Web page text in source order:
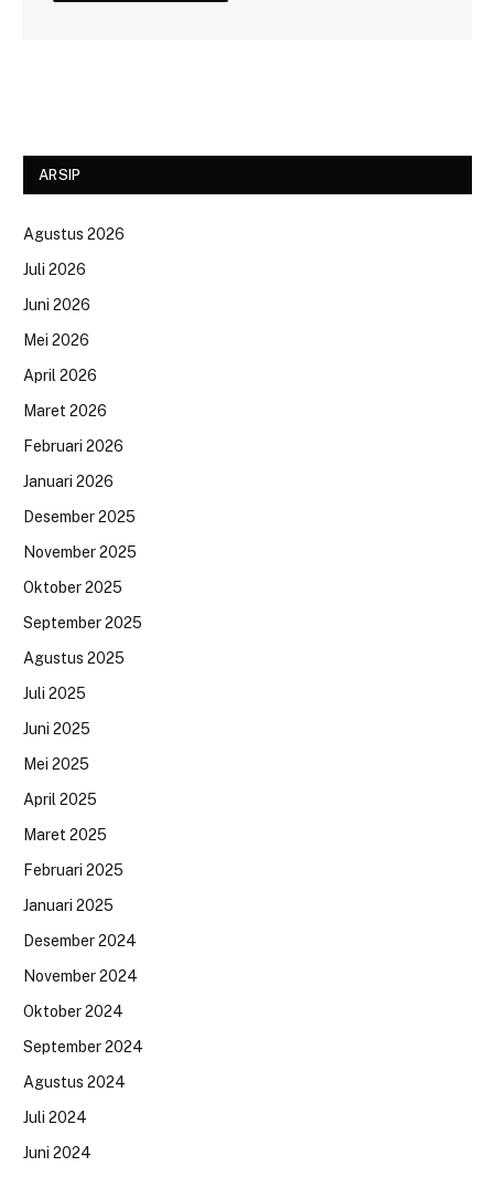
ARSIP
Agustus 2026
Juli 2026
Juni 2026
Mei 2026
April 2026
Maret 2026
Februari 2026
Januari 2026
Desember 2025
November 2025
Oktober 2025
September 2025
Agustus 2025
Juli 2025
Juni 2025
Mei 2025
April 2025
Maret 2025
Februari 2025
Januari 2025
Desember 2024
November 2024
Oktober 2024
September 2024
Agustus 2024
Juli 2024
Juni 2024